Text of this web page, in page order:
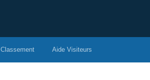
Classement Aide Visiteurs